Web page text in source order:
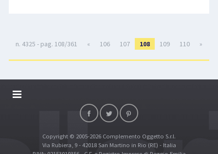
n. 4325 - pag. 108/361 « 106 107 108 109 110 »
DALLARIVOLLEY SOSTIENE
TOP RICERCHE
SITE MAP
Copyright © 2005-2026 Complemento Oggetto S.r.l.
Via Rubiera, 9 - 42018 San Martino in Rio (RE) - Italia